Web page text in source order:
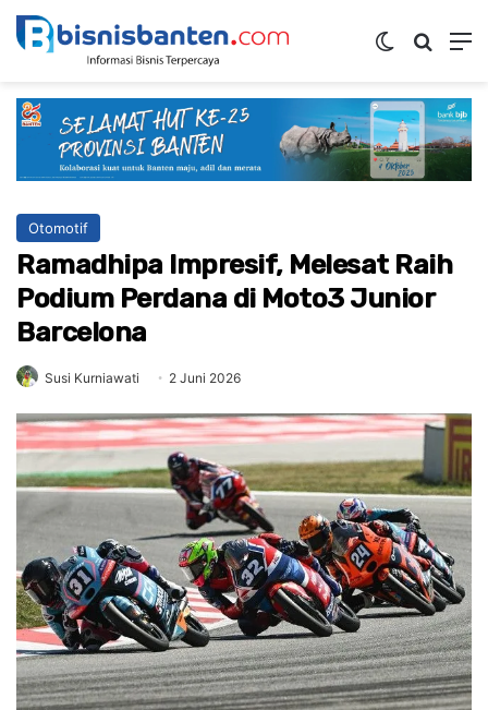
Switch skin
Otomotif
Ramadhipa Impresif, Melesat Raih
Podium Perdana di Moto3 Junior
Barcelona
Susi Kurniawati 2 Juni 2026